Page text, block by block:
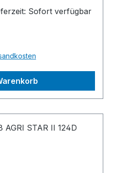
Sofort verfügbar